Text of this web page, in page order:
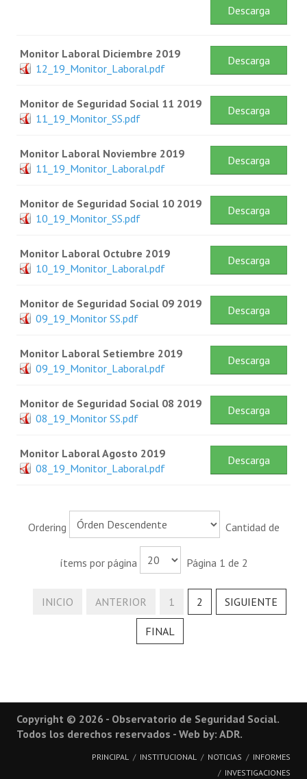
Descarga
Monitor Laboral Diciembre 2019
12_19_Monitor_Laboral.pdf
Descarga
Monitor de Seguridad Social 11 2019
11_19_Monitor_SS.pdf
Descarga
Monitor Laboral Noviembre 2019
11_19_Monitor_Laboral.pdf
Descarga
Monitor de Seguridad Social 10 2019
10_19_Monitor_SS.pdf
Descarga
Monitor Laboral Octubre 2019
10_19_Monitor_Laboral.pdf
Descarga
Monitor de Seguridad Social 09 2019
09_19_Monitor SS.pdf
Descarga
Monitor Laboral Setiembre 2019
09_19_Monitor_Laboral.pdf
Descarga
Monitor de Seguridad Social 08 2019
08_19_Monitor SS.pdf
Descarga
Monitor Laboral Agosto 2019
08_19_Monitor_Laboral.pdf
Descarga
Ordering Cantidad de
ítems por página Página 1 de 2
INICIO ANTERIOR 1 2 SIGUIENTE
FINAL
Copyright © 2026 - Observatorio de Seguridad Social.
Todos los derechos reservados - Web by: ADR.
PRINCIPAL INSTITUCIONAL NOTICIAS
INFORMES
INVESTIGACIONES